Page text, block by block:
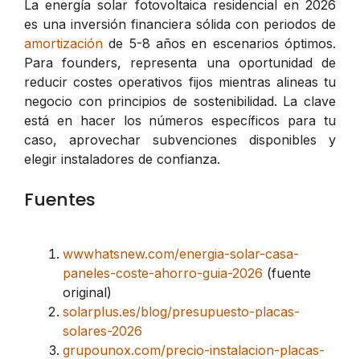
La energía solar fotovoltaica residencial en 2026
es una inversión financiera sólida con periodos de
amortización de 5-8 años en escenarios óptimos.
Para founders, representa una oportunidad de
reducir costes operativos fijos mientras alineas tu
negocio con principios de sostenibilidad. La clave
está en hacer los números específicos para tu
caso, aprovechar subvenciones disponibles y
elegir instaladores de confianza.
Fuentes
wwwhatsnew.com/energia-solar-casa-
paneles-coste-ahorro-guia-2026 (fuente
original)
solarplus.es/blog/presupuesto-placas-
solares-2026
grupounox.com/precio-instalacion-placas-